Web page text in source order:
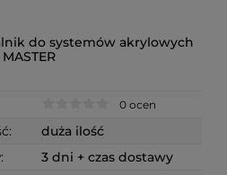
do systemów akrylowych
0 ocen
duża ilość
3 dni + czas dostawy